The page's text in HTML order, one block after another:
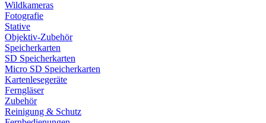
Wildkameras
Fotografie
Stative
Objektiv-Zubehör
Speicherkarten
SD Speicherkarten
Micro SD Speicherkarten
Kartenlesegeräte
Ferngläser
Zubehör
Reinigung & Schutz